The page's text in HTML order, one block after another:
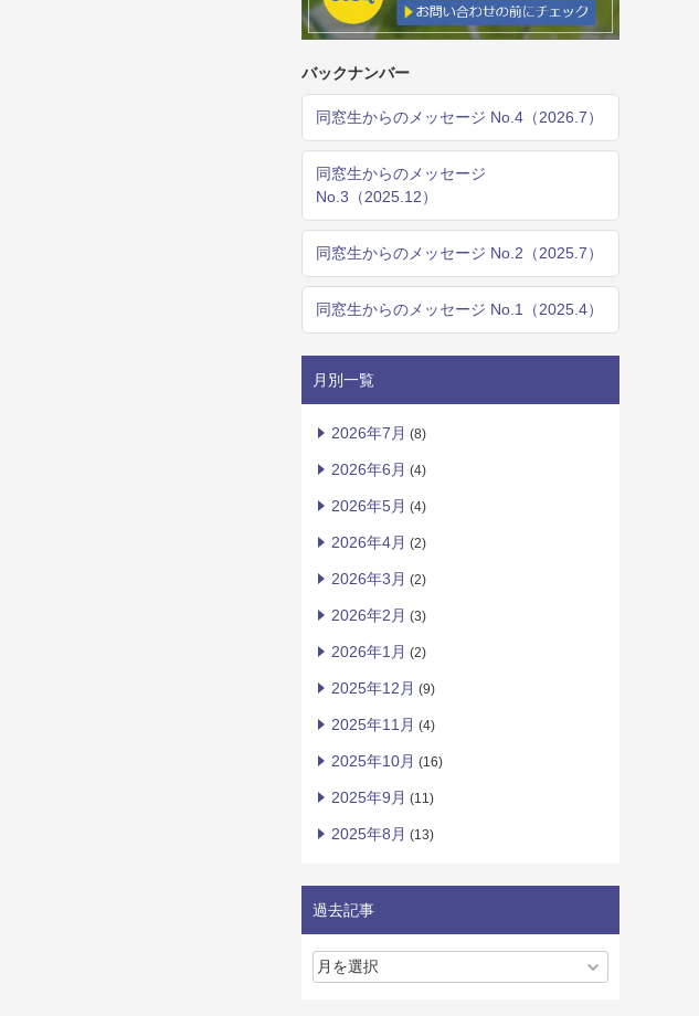
バックナンバー
同窓生からのメッセージ No.4（2026.7）
同窓生からのメッセージ
No.3（2025.12）
同窓生からのメッセージ No.2（2025.7）
同窓生からのメッセージ No.1（2025.4）
月別一覧
2026年7月 (8)
2026年6月 (4)
2026年5月 (4)
2026年4月 (2)
2026年3月 (2)
2026年2月 (3)
2026年1月 (2)
2025年12月 (9)
2025年11月 (4)
2025年10月 (16)
2025年9月 (11)
2025年8月 (13)
過去記事